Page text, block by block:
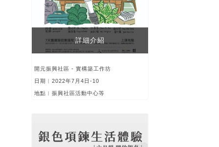
詳細介紹
開元振興社區 - 實構築工作坊
日期︱2022年7月4日-10
地點︱振興社區活動中心等